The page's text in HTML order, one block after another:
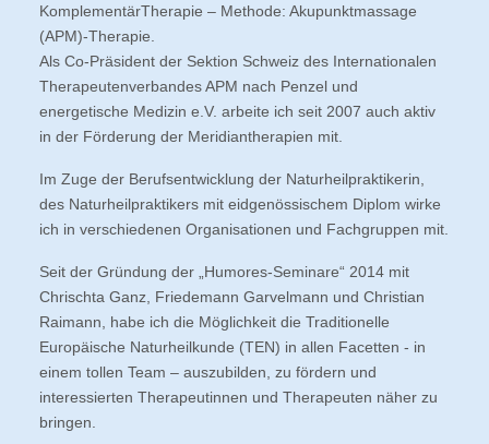
KomplementärTherapie – Methode: Akupunktmassage
(APM)-Therapie.
Als Co-Präsident der Sektion Schweiz des Internationalen
Therapeutenverbandes APM nach Penzel und
energetische Medizin e.V. arbeite ich seit 2007 auch aktiv
in der Förderung der Meridiantherapien mit.
Im Zuge der Berufsentwicklung der Naturheilpraktikerin,
des Naturheilpraktikers mit eidgenössischem Diplom wirke
ich in verschiedenen Organisationen und Fachgruppen mit.
Seit der Gründung der „Humores-Seminare“ 2014 mit
Chrischta Ganz, Friedemann Garvelmann und Christian
Raimann, habe ich die Möglichkeit die Traditionelle
Europäische Naturheilkunde (TEN) in allen Facetten - in
einem tollen Team – auszubilden, zu fördern und
interessierten Therapeutinnen und Therapeuten näher zu
bringen.